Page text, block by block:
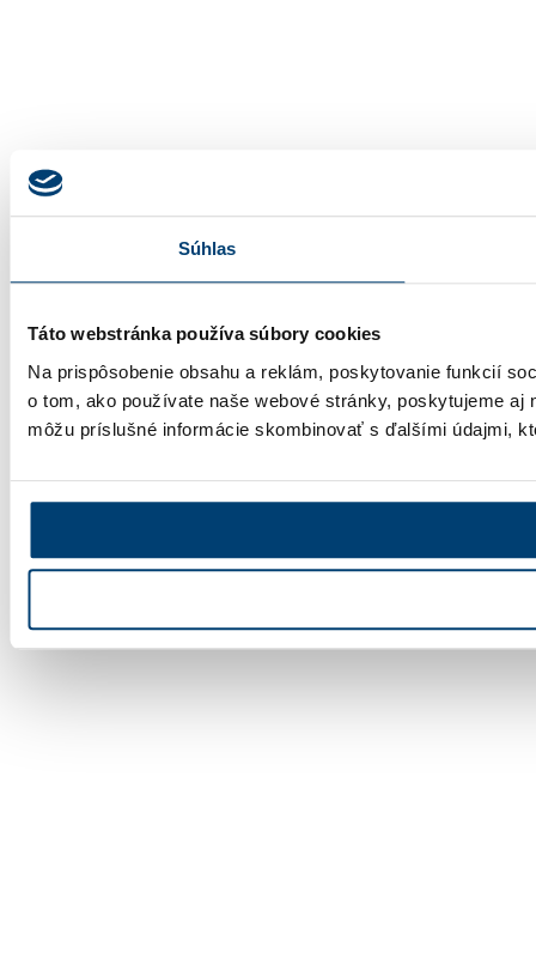
Súhlas
Táto webstránka používa súbory cookies
Na prispôsobenie obsahu a reklám, poskytovanie funkcií
o tom, ako používate naše webové stránky, poskytujeme
môžu príslušné informácie skombinovať s ďalšími údajmi,